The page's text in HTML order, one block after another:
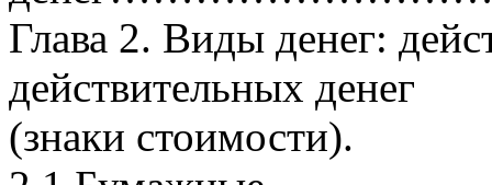
Глава 2. Виды денег:
действительных денег
(знаки стоимости).